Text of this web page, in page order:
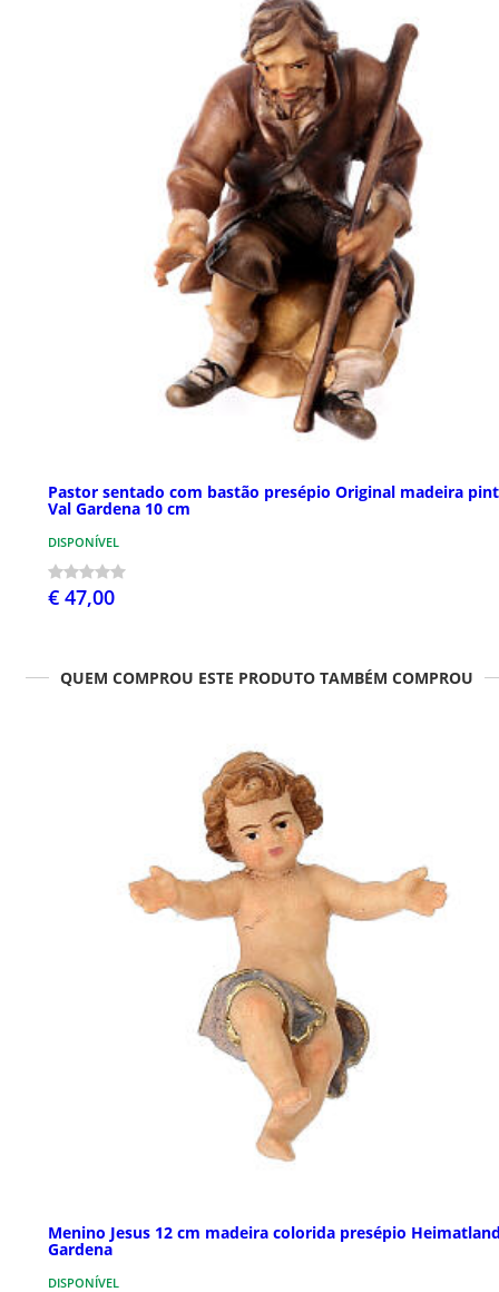
Pastor sentado com bastão presépio Original madeira
Val Gardena 10 cm
DISPONÍVEL
€ 47,00
QUEM COMPROU ESTE PRODUTO TAMBÉM COMPROU
Menino Jesus 12 cm madeira colorida presépio
Gardena
DISPONÍVEL